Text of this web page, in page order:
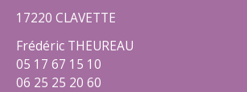
17220 CLAVETTE
Frédéric THEUREAU
05 17 67 15 10
06 25 25 20 60